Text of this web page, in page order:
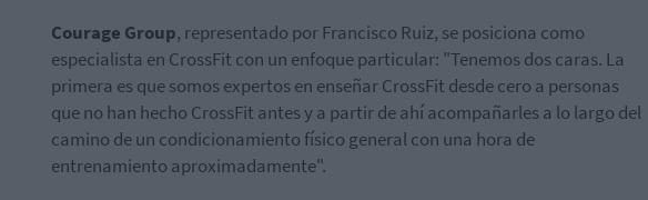
Courage Group, representado por Francisco Ruiz, se posiciona como
especialista en CrossFit con un enfoque particular: "Tenemos dos caras. La
primera es que somos expertos en enseñar CrossFit desde cero a personas
que no han hecho CrossFit antes y a partir de ahí acompañarles a lo largo del
camino de un condicionamiento físico general con una hora de
entrenamiento aproximadamente".